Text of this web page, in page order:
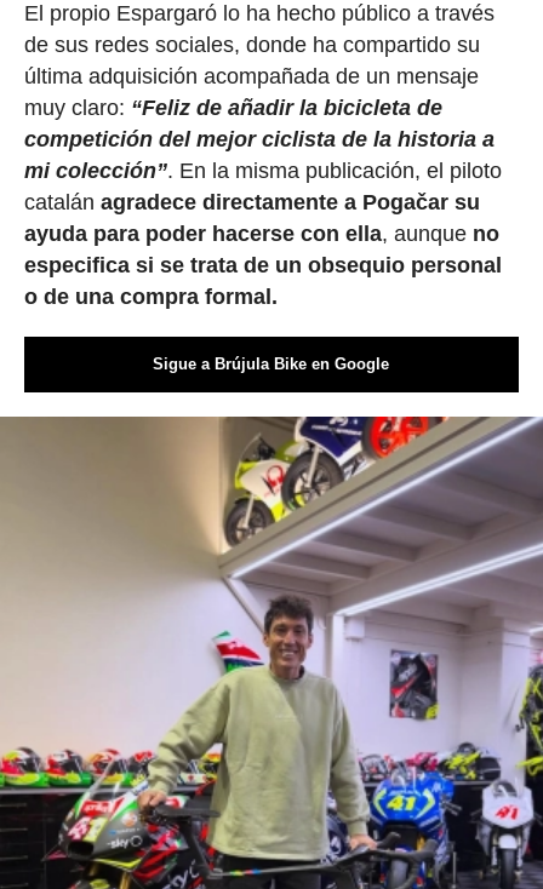
El propio Espargaró lo ha hecho público a través
de sus redes sociales, donde ha compartido su
última adquisición acompañada de un mensaje
muy claro: “Feliz de añadir la bicicleta de
competición del mejor ciclista de la historia a
mi colección”. En la misma publicación, el piloto
catalán agradece directamente a Pogačar su
ayuda para poder hacerse con ella, aunque no
especifica si se trata de un obsequio personal
o de una compra formal.
Sigue a Brújula Bike en Google